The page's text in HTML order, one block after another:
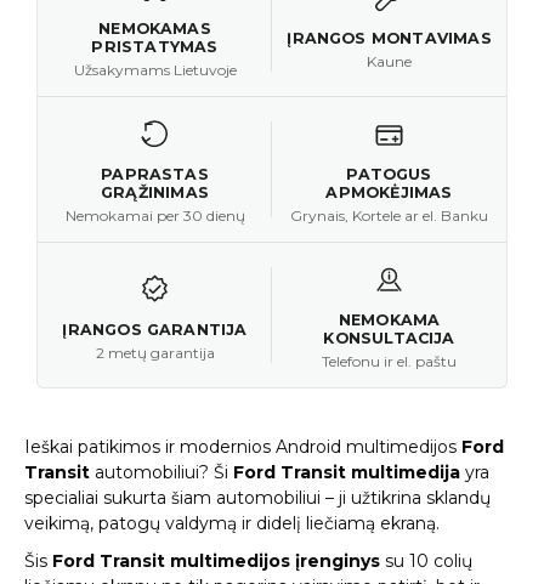
NEMOKAMAS
PRISTATYMAS
Užsakymams Lietuvoje
ĮRANGOS MONTAVIMAS
Kaune
PAPRASTAS
GRĄŽINIMAS
Nemokamai per 30 dienų
PATOGUS
APMOKĖJIMAS
Grynais, Kortele ar el. Banku
ĮRANGOS GARANTIJA
2 metų garantija
NEMOKAMA
KONSULTACIJA
Telefonu ir el. paštu
Ieškai patikimos ir modernios Android multimedijos Ford
Transit automobiliui? Ši Ford Transit multimedija yra
specialiai sukurta šiam automobiliui – ji užtikrina sklandų
veikimą, patogų valdymą ir didelį liečiamą ekraną.
Šis Ford Transit multimedijos įrenginys su 10 colių